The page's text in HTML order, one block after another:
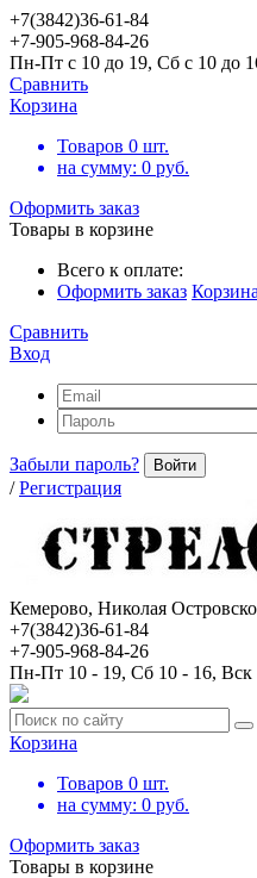
+7(3842)36-61-84
+7-905-968-84-26
Пн-Пт с 10 до 19, Сб с 10 до
Сравнить
Корзина
Товаров 0 шт.
на сумму: 0 руб.
Оформить заказ
Товары в корзине
Всего к оплате:
Оформить заказ Корзина
Сравнить
Вход
Забыли пароль? Войти
/ Регистрация
Кемерово, Николая
+7(3842)36-61-84
+7-905-968-84-26
Пн-Пт 10 - 19, Сб 10 - 16, Вск
Корзина
Товаров 0 шт.
на сумму: 0 руб.
Оформить заказ
Товары в корзине